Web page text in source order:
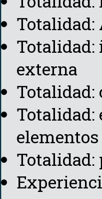
Totalidad:
externa
Totalidad:
Totalidad:
elementos
Totalidad: